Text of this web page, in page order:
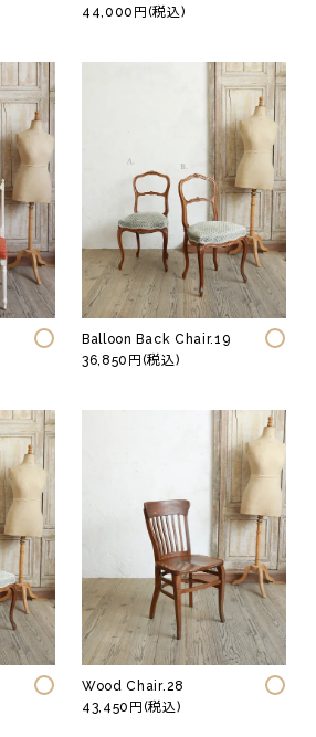
44,000円(税込)
Balloon Back Chair.19
36,850円(税込)
Wood Chair.28
43,450円(税込)